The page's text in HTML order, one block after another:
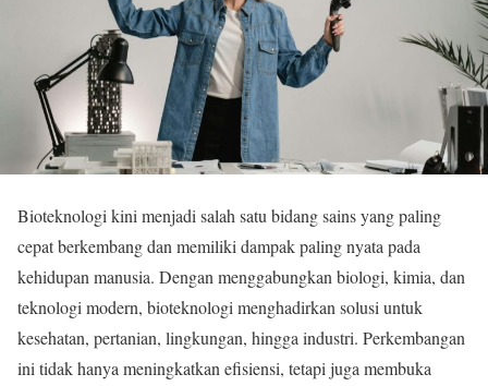
Bioteknologi kini menjadi salah satu bidang sains yang paling
cepat berkembang dan memiliki dampak paling nyata pada
kehidupan manusia. Dengan menggabungkan biologi, kimia, dan
teknologi modern, bioteknologi menghadirkan solusi untuk
kesehatan, pertanian, lingkungan, hingga industri. Perkembangan
ini tidak hanya meningkatkan efisiensi, tetapi juga membuka